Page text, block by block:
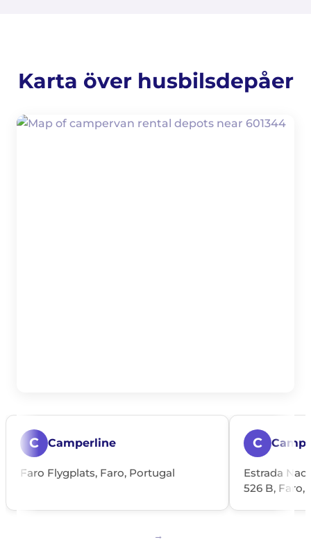
Karta över husbilsdepåer
C Camperline
Faro Flygplats, Faro, Portugal
C
Estrada
526 B, Faro,